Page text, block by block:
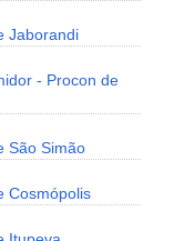
Jaborandi
- Procon de
São Simão
Cosmópolis